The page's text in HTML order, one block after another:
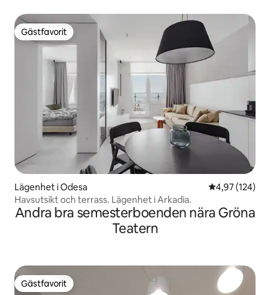
Gästfavorit
Gästfavorit
Lägenhet i Odesa 4,97 av 5 i
4,97 (124)
Havsutsikt och terrass. Lägenhet i Arkadia.
Andra bra semesterboenden nära Gröna
Teatern
Gästfavorit
Gästfavorit